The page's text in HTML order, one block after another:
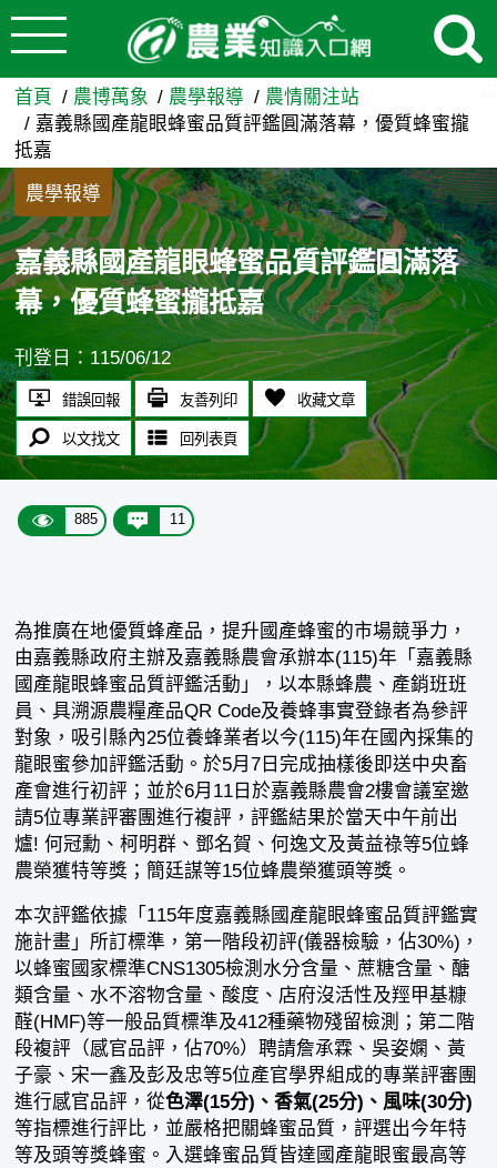
跳到主要內容
嘉義縣國產龍眼蜂蜜品質評
首頁 農博萬象 農學報導
農情關注站
嘉義縣國產龍眼蜂蜜品質評鑑圓滿落幕，優質蜂蜜攏
抵嘉
農學報導
嘉義縣國產龍眼蜂蜜品質評鑑圓滿落
幕，優質蜂蜜攏抵嘉
刊登日：115/06/12
錯誤回報 友善列印 收藏文章
以文找文 回列表頁
885 11
為推廣在地優質蜂產品，提升國產蜂蜜的市場競爭力，
由嘉義縣政府主辦及嘉義縣農會承辦本(115)年「嘉義縣
國產龍眼蜂蜜品質評鑑活動」，以本縣蜂農、產銷班班
員、具溯源農糧產品QR Code及養蜂事實登錄者為參評
對象，吸引縣內25位養蜂業者以今(115)年在國內採集的
龍眼蜜參加評鑑活動。於5月7日完成抽樣後即送中央畜
產會進行初評；並於6月11日於嘉義縣農會2樓會議室邀
請5位專業評審團進行複評，評鑑結果於當天中午前出
爐! 何冠勳、柯明群、鄧名賀、何逸文及黃益祿等5位蜂
農榮獲特等獎；簡廷謀等15位蜂農榮獲頭等獎。
本次評鑑依據「115年度嘉義縣國產龍眼蜂蜜品質評鑑實
施計畫」所訂標準，第一階段初評(儀器檢驗，佔30%)，
以蜂蜜國家標準CNS1305檢測水分含量、蔗糖含量、醣
類含量、水不溶物含量、酸度、店府沒活性及羥甲基糠
醛(HMF)等一般品質標準及412種藥物殘留檢測；第二階
段複評（感官品評，佔70%）聘請詹承霖、吳姿嫻、黃
子豪、宋一鑫及彭及忠等5位產官學界組成的專業評審團
進行感官品評，從色澤(15分)、香氣(25分)、風味(30分)
等指標進行評比，並嚴格把關蜂蜜品質，評選出今年特
等及頭等獎蜂蜜。入選蜂蜜品質皆達國產龍眼蜜最高等